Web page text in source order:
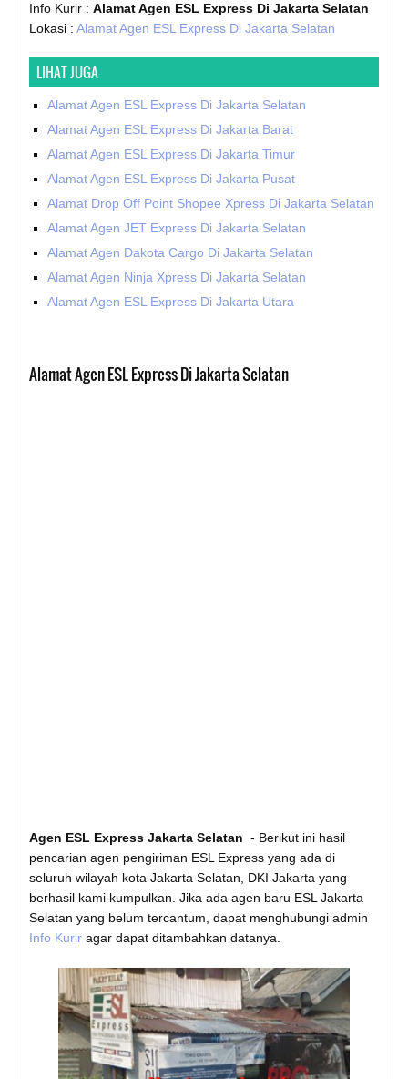
Info Kurir : Alamat Agen ESL Express Di Jakarta Selatan
Lokasi : Alamat Agen ESL Express Di Jakarta Selatan
LIHAT JUGA
Alamat Agen ESL Express Di Jakarta Selatan
Alamat Agen ESL Express Di Jakarta Barat
Alamat Agen ESL Express Di Jakarta Timur
Alamat Agen ESL Express Di Jakarta Pusat
Alamat Drop Off Point Shopee Xpress Di Jakarta Selatan
Alamat Agen JET Express Di Jakarta Selatan
Alamat Agen Dakota Cargo Di Jakarta Selatan
Alamat Agen Ninja Xpress Di Jakarta Selatan
Alamat Agen ESL Express Di Jakarta Utara
Alamat Agen ESL Express Di Jakarta Selatan
Agen ESL Express Jakarta Selatan - Berikut ini hasil
pencarian agen pengiriman ESL Express yang ada di
seluruh wilayah kota Jakarta Selatan, DKI Jakarta yang
berhasil kami kumpulkan. Jika ada agen baru ESL Jakarta
Selatan yang belum tercantum, dapat menghubungi admin
Info Kurir agar dapat ditambahkan datanya.